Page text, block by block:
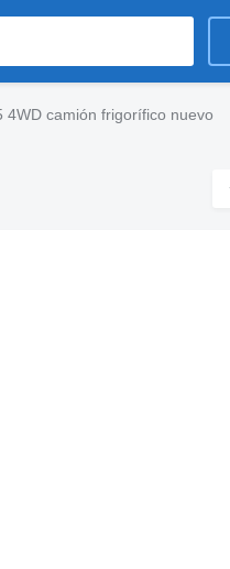
4WD camión frigorífico nuevo